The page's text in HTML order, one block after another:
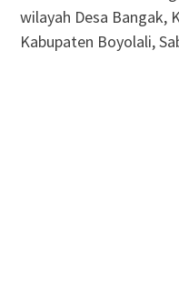
wilayah Desa Bangak,
Kabupaten Boyolali,